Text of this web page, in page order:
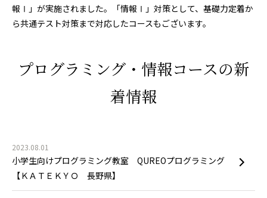
報Ⅰ」が実施されました。「情報Ⅰ」対策として、基礎力定着か
ら共通テスト対策まで対応したコースもございます。
プログラミング・情報コースの新
着情報
2023.08.01
小学生向けプログラミング教室 QUREOプログラミング
【ＫＡＴＥＫＹＯ 長野県】